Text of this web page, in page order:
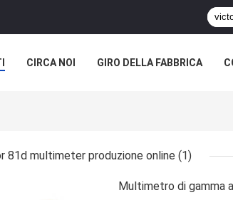
CIRCA NOI GIRO DELLA FABBRICA
81d multimeter produzione online (1)
Multimetro di gamma